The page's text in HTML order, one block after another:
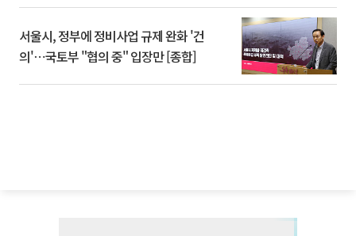
서울시, 정부에 정비사업 규제 완화 '건
의'⋯국토부 "협의 중" 입장만 [종합]